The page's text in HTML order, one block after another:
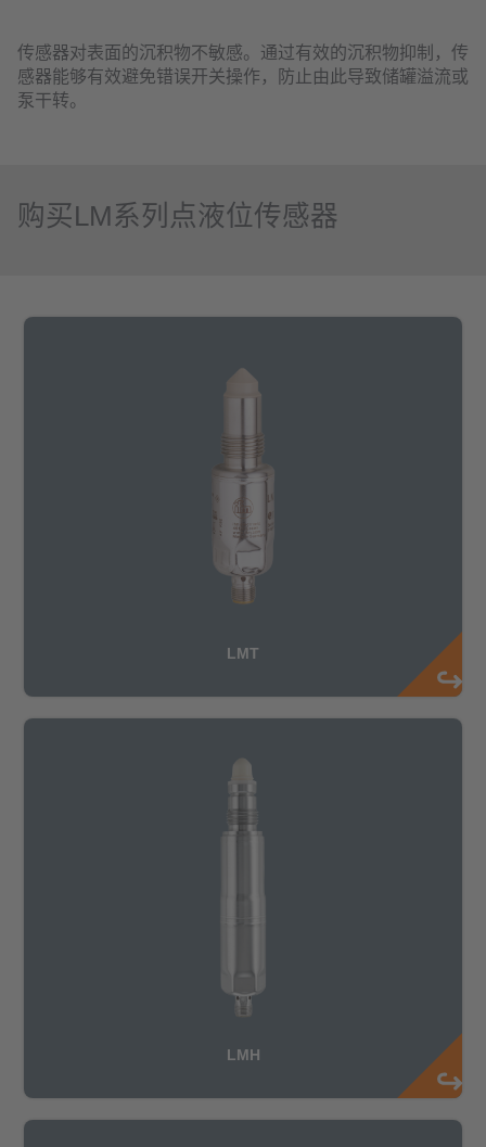
传感器对表面的沉积物不敏感。通过有效的沉积物抑制，传
感器能够有效避免错误开关操作，防止由此导致储罐溢流或
泵干转。
购买LM系列点液位传感器